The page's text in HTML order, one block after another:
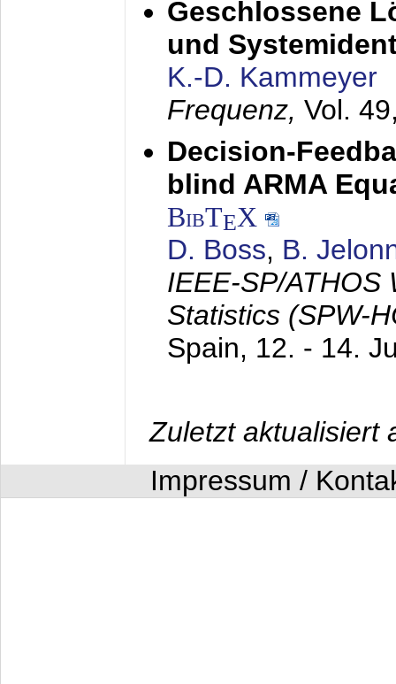
Geschlossene
und
K.-D. Kammeyer
Frequenz, Vol.
Decision-
blind ARMA
BibTEX
D. Boss, B.
IEEE-SP/ATHOS
Statistics (SPW-
Spain, 12. - 14.
Zuletzt aktualisiert
Impressum /